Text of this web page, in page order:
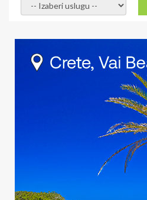
- Izaberite uslugu -